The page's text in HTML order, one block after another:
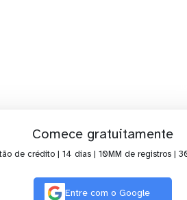
Comece gratuitamente
de crédito | 14 dias | 10MM de registros |
Entre com o Google